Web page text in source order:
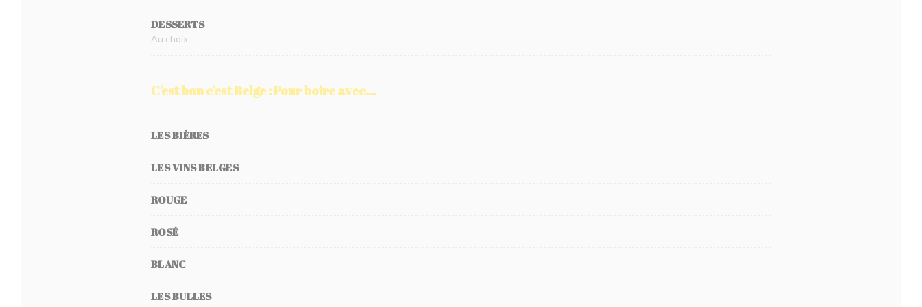
DESSERTS
Au choix
C'est bon c'est Belge : Pour boire avec...
LES BIÈRES
LES VINS BELGES
ROUGE
ROSÉ
BLANC
LES BULLES